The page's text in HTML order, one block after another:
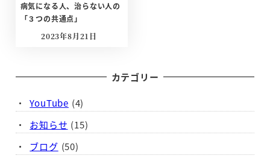
病気になる人、治らない人の
「３つの共通点」
投稿日
2023年8月21日
カテゴリー
YouTube (4)
お知らせ (15)
ブログ (50)